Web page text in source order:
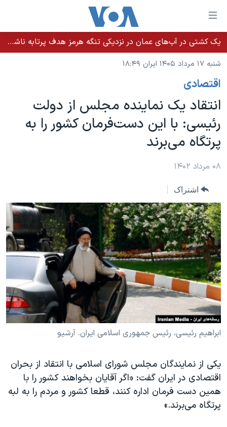
لینکهای
قابل
دسترسی
جهش
محتوای
اصلی
جهش
به
صفحه
جهش
خانه
نسخه سبک وب‌سایت
موضوع ها
ایران
آمریکا
جهان
ورزشی
ویدیوها
فرهنگ و زندگی
حقوق شهروندی
اقتصادی
علم و فناوری
اسرائیل در جنگ
برنامه های تلویزیونی
جدول برنامه ها
صفحه‌های ویژه
جام جهانی ۲۰۲۶
بایگانی برنامه‌های تلویزیونی
مستندها
انتخابات ریاست جمهوری آمریکا ۲۰۲۴
حمله جمهوری اسلامی به اسرائیل
رمز مهسا
ورزش زنان در ایران
تریبونال مردمی آبان ۹۸
دادگاه حمید نوری
چهل سال گروگان‌گیری
فرکانس‌های صدای آمریکا
پخش رادیویی
یادگیری زبان انگلیسی
دنبال کنید
زبانهای مختلف
یک کشتی در آب‌های عمان در نزدیکی تنگه هرمز هدف پرتابه ناشناس قرار گرفت
شنبه ۱۷ مرداد ۱۴۰۵ ایران ۱۸:۴۹
اقتصادی
انتقاد یک نماینده مجلس از دولت
رئیسی: با این دست‌فرمان کشور را به
پرتگاه می‌برند
۰۸ مرداد ۱۴۰۲
اشتراک
ابراهیم رئیسی، رئیس جمهوری اسلامی ایران. آرشیو
یکی از نمایندگان مجلس شورای اسلامی با انتقاد از بحران
اقتصادی در ایران گفت: «اگر آقایان بخواهند کشور را با
همین دست فرمان اداره کنند، قطعا کشور و مردم را به لبه
پرتگاه می‌برند.»